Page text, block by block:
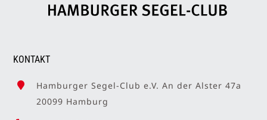
KONTAKT
Hamburger Segel-Club e.V. An der Alster 47a
20099 Hamburg